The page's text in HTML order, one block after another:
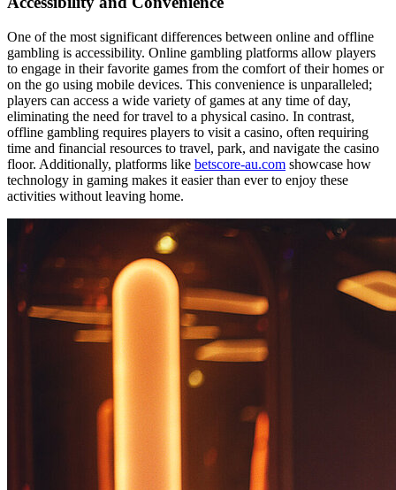
One of the most significant differences between online and offline
gambling is accessibility. Online gambling platforms allow players
to engage in their favorite games from the comfort of their homes or
on the go using mobile devices. This convenience is unparalleled;
players can access a wide variety of games at any time of day,
eliminating the need for travel to a physical casino. In contrast,
offline gambling requires players to visit a casino, often requiring
time and financial resources to travel, park, and navigate the casino
floor. Additionally, platforms like betscore-au.com showcase how
technology in gaming makes it easier than ever to enjoy these
activities without leaving home.